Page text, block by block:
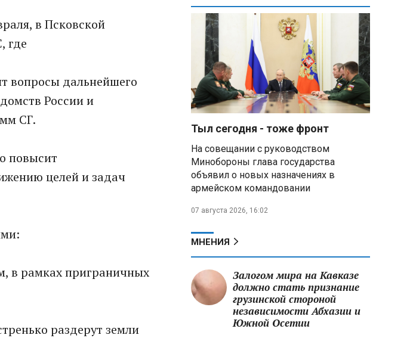
в Псковской
где
вопросы дальнейшего
России и
СГ.
повысит
целей и задач
в рамках приграничных
раздерут земли
В Белгородской области при
новых атаках ВСУ пострадали
еще четыре человека
Александр Лукашенко о
работе Белкоопсоюза: «Если это
так, это жуть»
Минск возглавил рейтинг
городов у российских туристов
Минобороны РФ: при
освобождении Анискино ВСУ
понесли большие потери, часть
военных сдалась в плен
Александр Лукашенко:
скупают пустующие дома в
Тыл сегодня - тоже фронт
На совещании с руководством
Минобороны глава государства
объявил о новых назначениях в
армейском командовании
07 августа 2026, 16:02
МНЕНИЯ
Залогом мира на Кавказе
должно стать признание
грузинской стороной
независимости Абхазии и
Южной Осетии